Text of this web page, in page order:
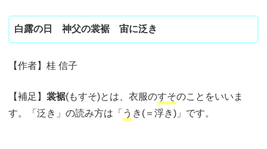
白露の日 神父の裳裾 宙に泛き
【作者】桂 信子
【補足】裳裾(もすそ)とは、衣服のすそのことをいいま
す。「泛き」の読み方は「 う き(＝浮き)」です。